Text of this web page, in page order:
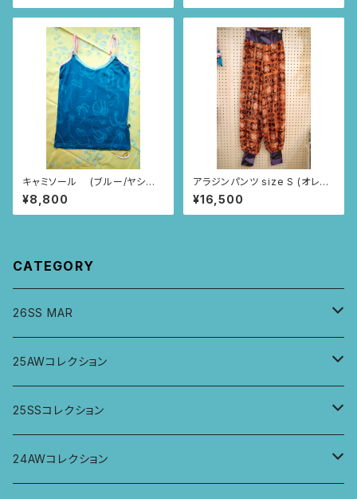
キャミソール (ブルー/ヤシの
木柄)
¥8,800
アラジンパンツ size S (オレン
ジ/スクエアニャンドゥティ柄)
¥16,500
CATEGORY
26SS MAR
トップス
ジャケット、羽織
パンツ
25AWコレクション
トップス
パンツ
25SSコレクション
トップス
24AWコレクション